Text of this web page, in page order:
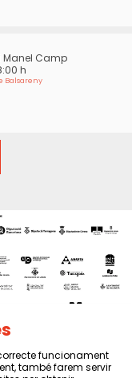
Manel Camp
h
Balsareny
| Contactar
funcionament
també farem servir